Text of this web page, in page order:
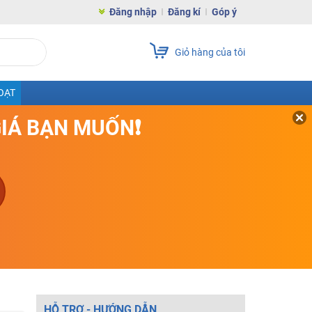
Đăng nhập Đăng kí Góp ý
Giỏ hàng của tôi
BẠN MUỐN❗